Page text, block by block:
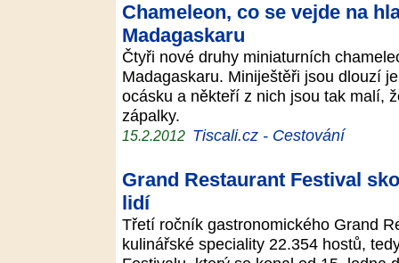
Chameleon, co se vejde na
Madagaskaru
Čtyři nové druhy miniaturních
Madagaskaru. Miniještěři jsou dlouzí
ocásku a někteří z nich jsou tak malí,
zápalky.
15.2.2012 Tiscali.cz - Cestování
Grand Restaurant Festival
lidí
Třetí ročník gastronomického Grand
kulinářské speciality 22.354 hostů,